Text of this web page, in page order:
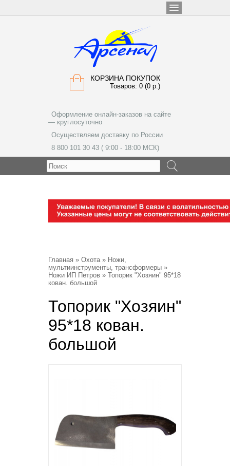
КОРЗИНА ПОКУПОК
Товаров: 0 (0 р.)
Оформление онлайн-заказов на сайте
— круглосуточно
Осуществляем доставку по России
8 800 101 30 43 ( 9:00 - 18:00 МСК)
Главная » Охота» Ножи,
мультиинструменты, трансформеры »
Ножи ИП Петров » Топорик "Хозяин" 95*18
кован. большой
Топорик "Хозяин"
95*18 кован.
большой